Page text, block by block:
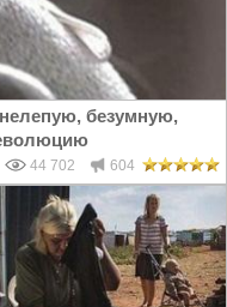
безумную,
44 702 604